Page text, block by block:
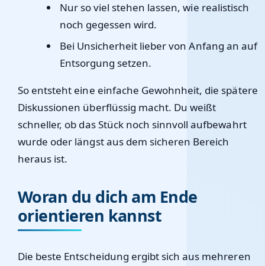
Nur so viel stehen lassen, wie realistisch
noch gegessen wird.
Bei Unsicherheit lieber von Anfang an auf
Entsorgung setzen.
So entsteht eine einfache Gewohnheit, die spätere
Diskussionen überflüssig macht. Du weißt
schneller, ob das Stück noch sinnvoll aufbewahrt
wurde oder längst aus dem sicheren Bereich
heraus ist.
Woran du dich am Ende
orientieren kannst
Die beste Entscheidung ergibt sich aus mehreren